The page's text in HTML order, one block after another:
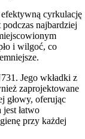
cyrkulację
najbardziej
i wilgoć, co
Jego wkładki z
zaprojektowane
głowy, oferując
łatwo
przy każdej